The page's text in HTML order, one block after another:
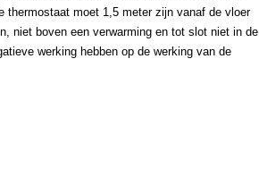
thermostaat moet 1,5 meter zijn vanaf de vloer
niet boven een verwarming en tot slot niet in de
werking hebben op de werking van de